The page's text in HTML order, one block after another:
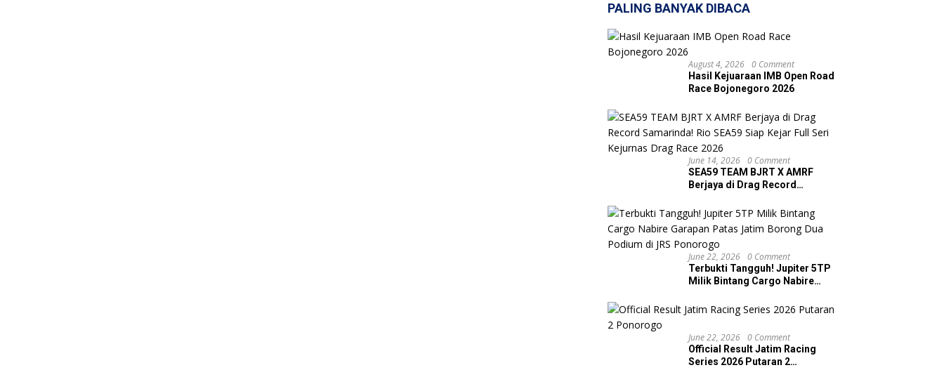
PALING BANYAK DIBACA
August 4, 2026 0 Comment
Hasil Kejuaraan IMB Open Road
Race Bojonegoro 2026
June 14, 2026 0 Comment
SEA59 TEAM BJRT X AMRF
Berjaya di Drag Record
Kejar Full Seri Kejurnas Drag
Race 2026
June 22, 2026 0 Comment
Terbukti Tangguh! Jupiter 5TP
Milik Bintang Cargo Nabire
Dua Podium di JRS Ponorogo
June 22, 2026 0 Comment
Official Result Jatim Racing
Series 2026 Putaran 2